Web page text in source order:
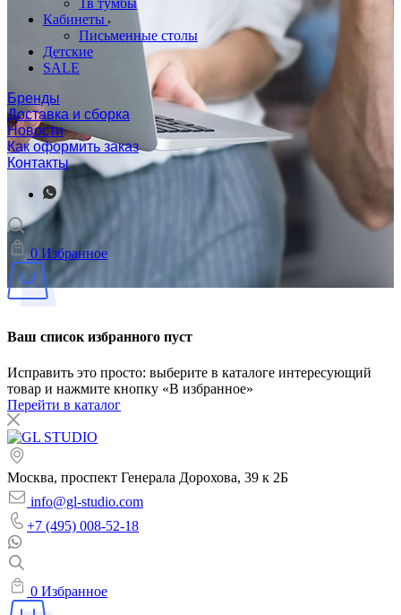
Тв тумбы
Кабинеты
Письменные столы
Детские
SALE
Бренды
Доставка и сборка
Новости
Как оформить заказ
Контакты
0 Избранное
Ваш список избранного пуст
Исправить это просто: выберите в каталоге интересующий
товар и нажмите кнопку «В избранное»
Перейти в каталог
Москва, проспект Генерала Дорохова, 39 к 2Б
info@gl-studio.com
+7 (495) 008-52-18
0 Избранное